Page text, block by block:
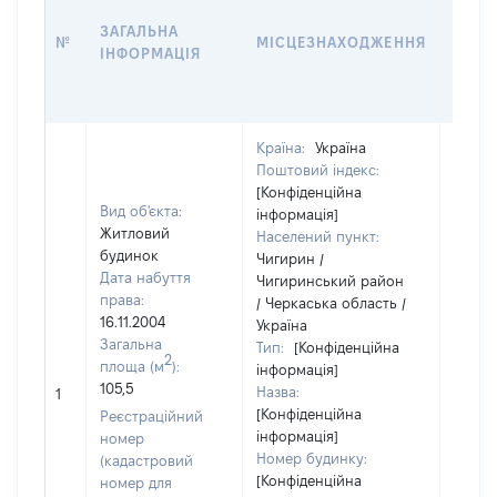
№
ЗАГАЛЬНА
ІНФОРМАЦІЯ
МІСЦЕЗНАХОДЖЕННЯ
1
Вид об'єкта:
Житловий
будинок
Дата набуття
права:
16.11.2004
Загальна
площа (м2):
105,5
Реєстраційний
номер
(кадастровий
номер для
Країна:
Україна
Поштовий індекс:
[Конфіденційна
інформація]
Населений пункт:
Чигирин /
Чигиринський район
/ Черкаська область /
Україна
Тип:
[Конфіденційна
інформація]
Назва:
[Конфіденційна
інформація]
Номер будинку:
[Конфіденційна